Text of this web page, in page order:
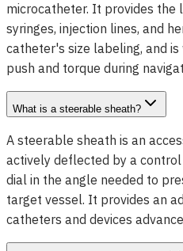
microcatheter. It provides
syringes, injection lines, and
catheter's size labeling, and
push and torque during
What is a steerable sheath?
A steerable sheath is an
actively deflected by a
dial in the angle needed to
target vessel. It provides an
catheters and devices